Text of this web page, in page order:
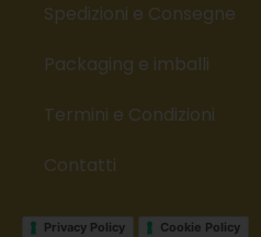
Spedizioni e Consegne
Packaging e imballi
Termini e Condizioni
Contatti
Privacy Policy Cookie Policy